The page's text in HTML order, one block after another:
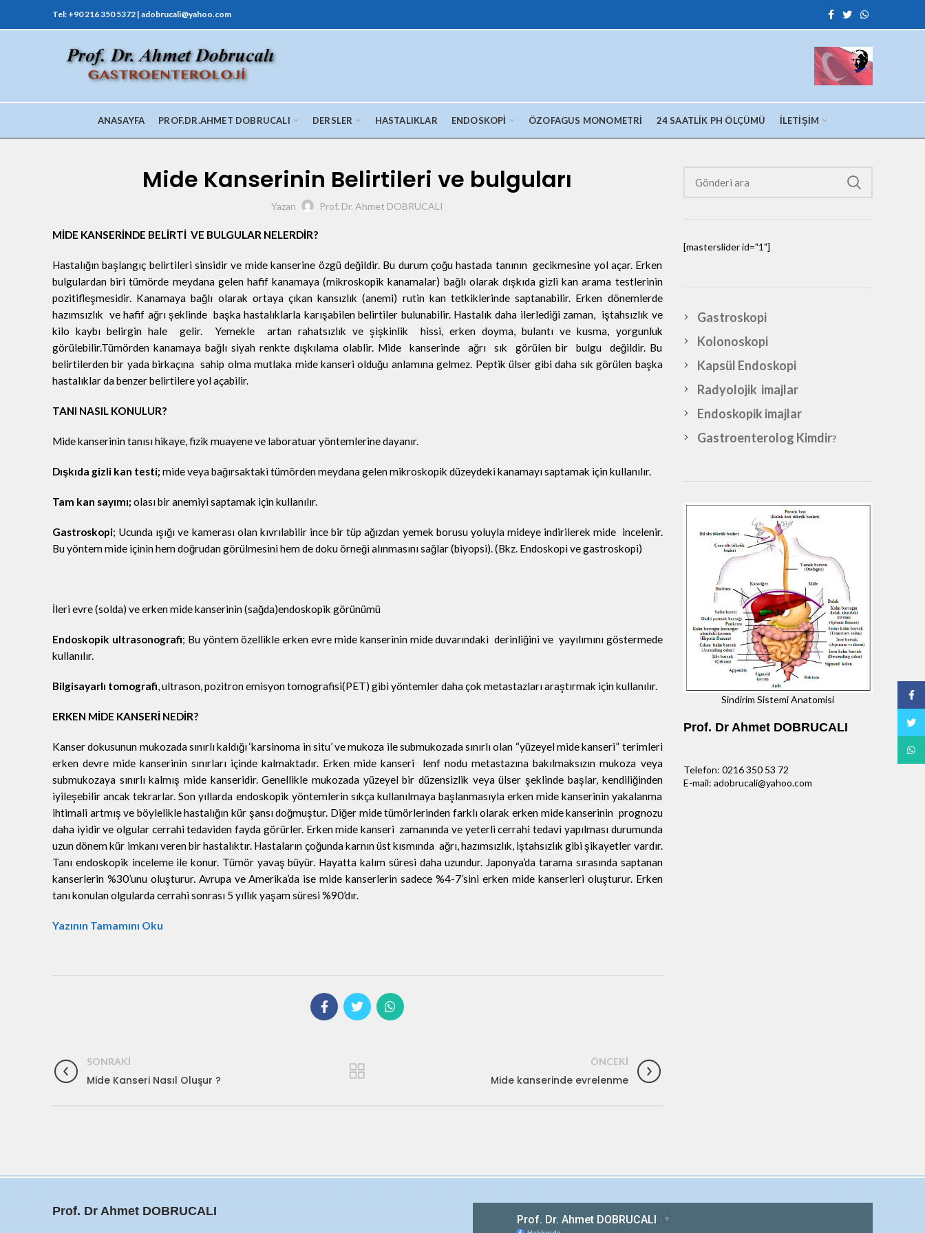
Tel: +90 216 350 5372 | adobrucali@yahoo.com
ANASAYFA PROF.DR.AHMET DOBRUCALI DERSLER HASTALIKLAR ENDOSKOPI ÖZOFAGUS MONOMETRI 24 SAATLIK PH ÖLÇÜMÜ İLETIŞIM
Mide Kanserinin Belirtileri ve bulguları
Yazarı Prof. Dr. Ahmet DOBRUCALI
MİDE KANSERİNDE BELİRTİ VE BULGULAR NELERDİR?
Hastalığın başlangıç belirtileri sinsidir ve mide kanserine özgü değildir. Bu durum çoğu hastada tanının gecikmesine yol açar. Erken
bulgulardan biri tümörde meydana gelen hafif kanamaya (mikroskopik kanamalar) bağlı olarak dışkıda gizli kan arama testlerinin
pozitifleşmesidir. Kanamaya bağlı olarak ortaya çıkan kansızlık (anemi) rutin kan tetkiklerinde saptanabilir. Erken dönemlerde
hazımsızlık ve hafif ağrı şeklinde başka hastalıklarla karışabilen belirtiler bulunabilir. Hastalık daha ilerlediği zaman, iştahsızlık ve
kilo kaybı belirgin hale gelir. Yemekle artan rahatsızlık ve şişkinlik hissi, erken doyma, bulantı ve kusma, yorgunluk
görülebilir.Tümörden kanamaya bağlı siyah renkte dışkılama olablir. Mide kanserinde ağrı sık görülen bir bulgu değildir. Bu
belirtilerden bir yada birkaçına sahip olma mutlaka mide kanseri olduğu anlamına gelmez. Peptik ülser gibi daha sık görülen başka
hastalıklar da benzer belirtilere yol açabilir.
TANI NASIL KONULUR?
Mide kanserinin tanısı hikaye, fizik muayene ve laboratuar yöntemlerine dayanır.
Dışkıda gizli kan testi; mide veya bağırsaktaki tümörden meydana gelen mikroskopik düzeydeki kanamayı saptamak için kullanılır.
Tam kan sayımı; olası bir anemiyi saptamak için kullanılır.
Gastroskopi; Ucunda ışığı ve kamerası olan kıvrılabilir ince bir tüp ağızdan yemek borusu yoluyla mideye indirilerek mide incelenir.
Bu yöntem mide içinin hem doğrudan görülmesini hem de doku örneği alınmasını sağlar (biyopsi). (Bkz. Endoskopi ve gastroskopi)
İleri evre (solda) ve erken mide kanserinin (sağda)endoskopik görünümü
Endoskopik ultrasonografi; Bu yöntem özellikle erken evre mide kanserinin mide duvarındaki derinliğini ve yayılımını göstermede
kullanılır.
Bilgisayarlı tomografi, ultrason, pozitron emisyon tomografisi(PET) gibi yöntemler daha çok metastazları araştırmak için kullanılır.
ERKEN MİDE KANSERİ NEDİR?
Kanser dokusunun mukozada sınırlı kaldığı ‘karsinoma in situ’ ve mukoza ile submukozada sınırlı olan “yüzeyel mide kanseri” terimleri
erken devre mide kanserinin sınırları içinde kalmaktadır. Erken mide kanseri lenf nodu metastazına bakılmaksızın mukoza veya
submukozaya sınırlı kalmış mide kanseridir. Genellikle mukozada yüzeyel bir düzensizlik veya ülser şeklinde başlar, kendiliğinden
iyileşebilir ancak tekrarlar. Son yıllarda endoskopik yöntemlerin sıkça kullanılmaya başlanmasıyla erken mide kanserinin yakalanma
ihtimali artmış ve böylelikle hastalığın kür şansı doğmuştur. Diğer mide tümörlerinden farklı olarak erken mide kanserinin prognozu
daha iyidir ve olgular cerrahi tedaviden fayda görürler. Erken mide kanseri zamanında ve yeterli cerrahi tedavi yapılması durumunda
uzun dönem kür imkanı veren bir hastalıktır. Hastaların çoğunda karnın üst kısmında ağrı, hazımsızlık, iştahsızlık gibi şikayetler vardır.
Tanı endoskopik inceleme ile konur. Tümör yavaş büyür. Hayatta kalım süresi daha uzundur. Japonya’da tarama sırasında saptanan
kanserlerin %30’unu oluşturur. Avrupa ve Amerika’da ise mide kanserlerin sadece %4-7’sini erken mide kanserleri oluşturur. Erken
tanı konulan olgularda cerrahi sonrası 5 yıllık yaşam süresi %90’dır.
Yazının Tamamını Oku
SONRAKI
Mide Kanseri Nasıl Oluşur ?
ÖNCEKI
Mide kanserinde evrelenme
[masterslider id="1"]
Gastroskopi
Kolonoskopi
Kapsül Endoskopi
Radyolojik imajlar
Endoskopik imajlar
Gastroenterolog Kimdir?
Sindirim Sistemi Anatomisi
Prof. Dr Ahmet DOBRUCALI
Telefon: 0216 350 53 72
E-mail: adobrucali@yahoo.com
Prof. Dr Ahmet DOBRUCALI